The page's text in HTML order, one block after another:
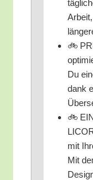
🚲
Du
dank
🚲
mit
Mit